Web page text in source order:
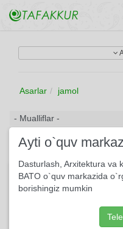
Asarlar jamol
Sanam
Bir qarab qo’ysang nadir
Ayti o`quv markaz
Dasturlash, Arxitektura va
BATO o`quv markazida
borishingiz mumkin